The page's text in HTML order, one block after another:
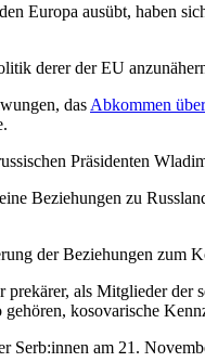
Europa ausübt, haben
derer der EU
das Abkommen
Präsidenten
Beziehungen zu
der Beziehungen zum
als Mitglieder der
kosovarische
Serb:innen am 21.